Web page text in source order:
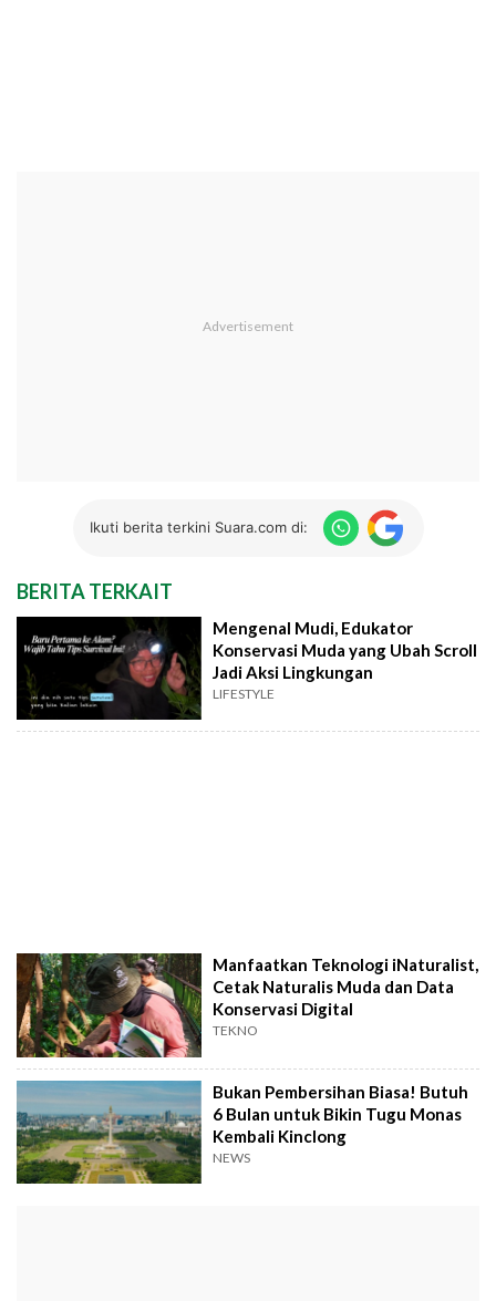
Ikuti berita terkini Suara.com di:
BERITA TERKAIT
Mengenal Mudi, Edukator
Konservasi Muda yang Ubah Scroll
Jadi Aksi Lingkungan
LIFESTYLE
Manfaatkan Teknologi iNaturalist,
Cetak Naturalis Muda dan Data
Konservasi Digital
TEKNO
Bukan Pembersihan Biasa! Butuh
6 Bulan untuk Bikin Tugu Monas
Kembali Kinclong
NEWS